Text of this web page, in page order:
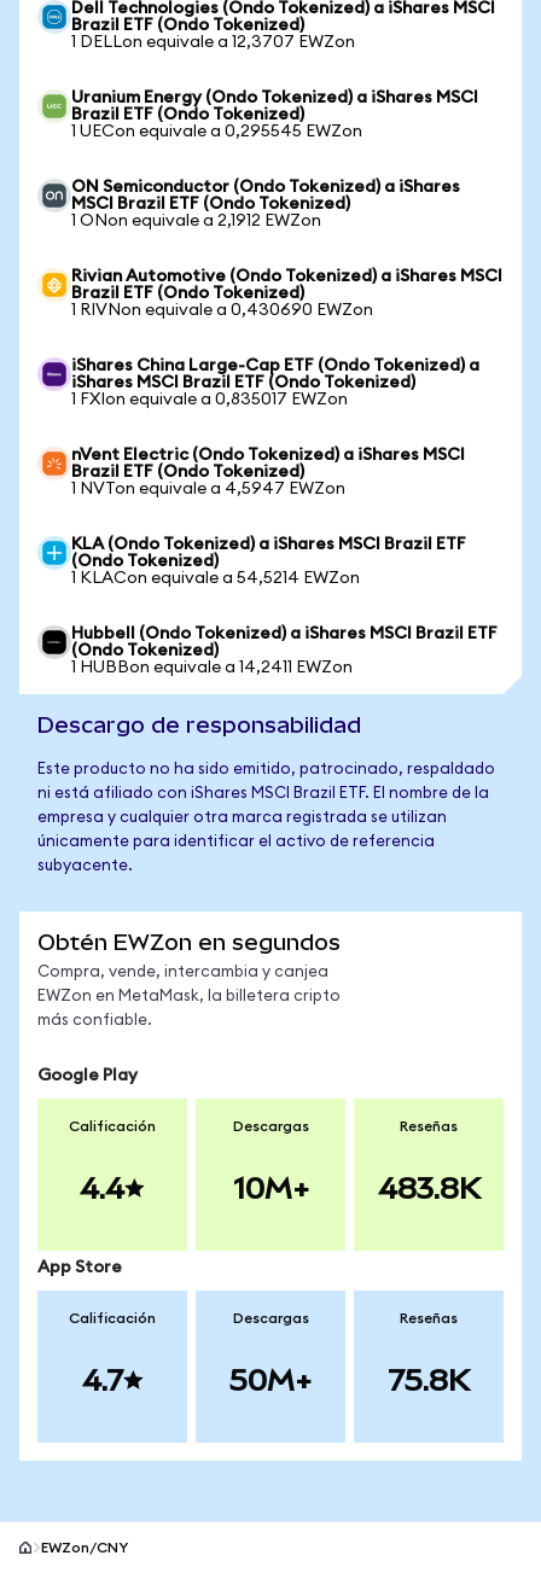
Dell Technologies (Ondo Tokenized) a iShares MSCI
Brazil ETF (Ondo Tokenized)
1 DELLon equivale a 12,3707 EWZon
Uranium Energy (Ondo Tokenized) a iShares MSCI
Brazil ETF (Ondo Tokenized)
1 UECon equivale a 0,295545 EWZon
ON Semiconductor (Ondo Tokenized) a iShares
MSCI Brazil ETF (Ondo Tokenized)
1 ONon equivale a 2,1912 EWZon
Rivian Automotive (Ondo Tokenized) a iShares MSCI
Brazil ETF (Ondo Tokenized)
1 RIVNon equivale a 0,430690 EWZon
iShares China Large-Cap ETF (Ondo Tokenized) a
iShares MSCI Brazil ETF (Ondo Tokenized)
1 FXIon equivale a 0,835017 EWZon
nVent Electric (Ondo Tokenized) a iShares MSCI
Brazil ETF (Ondo Tokenized)
1 NVTon equivale a 4,5947 EWZon
KLA (Ondo Tokenized) a iShares MSCI Brazil ETF
(Ondo Tokenized)
1 KLACon equivale a 54,5214 EWZon
Hubbell (Ondo Tokenized) a iShares MSCI Brazil ETF
(Ondo Tokenized)
1 HUBBon equivale a 14,2411 EWZon
Descargo de responsabilidad
Este producto no ha sido emitido, patrocinado, respaldado
ni está afiliado con iShares MSCI Brazil ETF. El nombre de la
empresa y cualquier otra marca registrada se utilizan
únicamente para identificar el activo de referencia
subyacente.
Obtén EWZon en segundos
Compra, vende, intercambia y canjea
EWZon en MetaMask, la billetera cripto
más confiable.
Google Play
Calificación
4.4
Descargas
10M+
Reseñas
483.8K
App Store
Calificación
4.7
Descargas
50M+
Reseñas
75.8K
EWZon/CNY